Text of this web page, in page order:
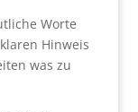
Worte
Hinweis
was zu